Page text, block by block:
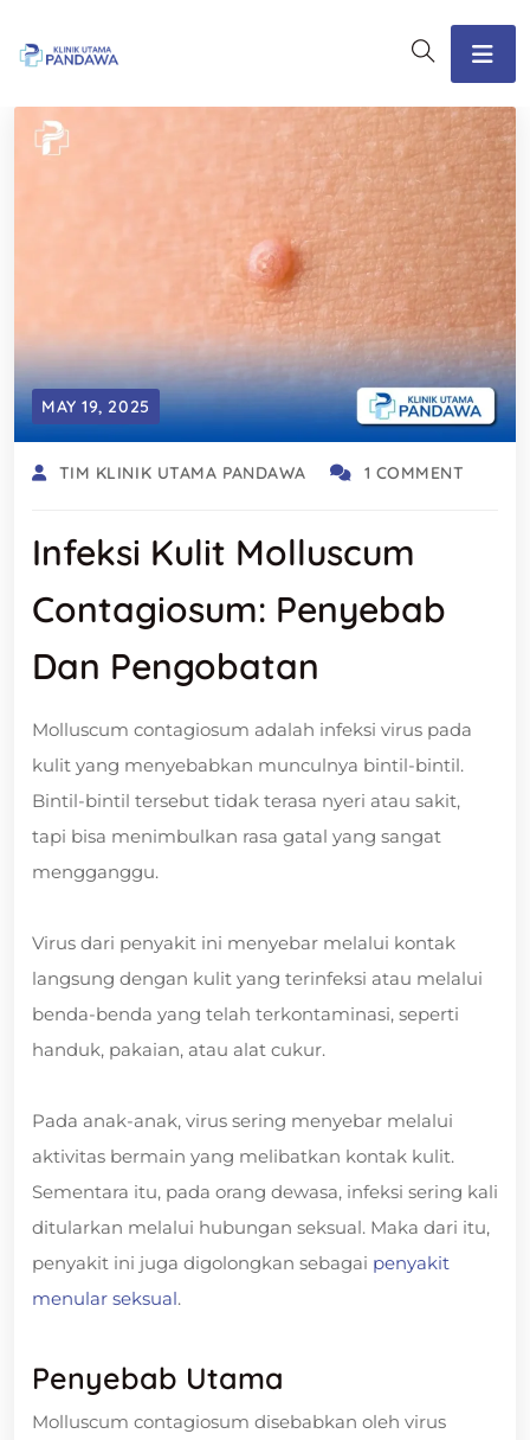
MAY 19, 2025
TIM KLINIK UTAMA PANDAWA 1 COMMENT
Infeksi Kulit Molluscum
Contagiosum: Penyebab
Dan Pengobatan
Molluscum contagiosum adalah infeksi virus pada
kulit yang menyebabkan munculnya bintil-bintil.
Bintil-bintil tersebut tidak terasa nyeri atau sakit,
tapi bisa menimbulkan rasa gatal yang sangat
mengganggu.
Virus dari penyakit ini menyebar melalui kontak
langsung dengan kulit yang terinfeksi atau melalui
benda-benda yang telah terkontaminasi, seperti
handuk, pakaian, atau alat cukur.
Pada anak-anak, virus sering menyebar melalui
aktivitas bermain yang melibatkan kontak kulit.
Sementara itu, pada orang dewasa, infeksi sering kali
ditularkan melalui hubungan seksual. Maka dari itu,
penyakit ini juga digolongkan sebagai penyakit
menular seksual.
Penyebab Utama
Molluscum contagiosum disebabkan oleh virus